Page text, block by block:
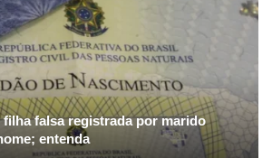
falsa registrada por marido
entenda